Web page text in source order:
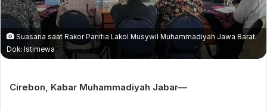
Suasana saat Rakor Panitia Lakol Musywil Muhammadiyah Jawa Barat.
Dok: Istimewa
Cirebon, Kabar Muhammadiyah Jabar—